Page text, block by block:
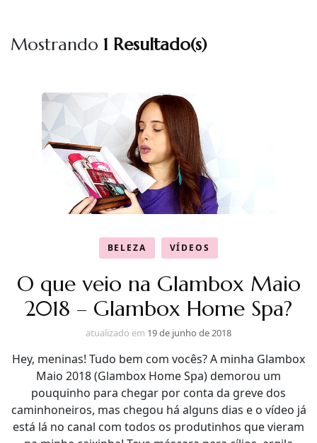
Mostrando 1 Resultado(s)
BELEZA VÍDEOS
O que veio na Glambox Maio
2018 – Glambox Home Spa?
atualizado em 19 de junho de 2018
Hey, meninas! Tudo bem com vocês? A minha Glambox
Maio 2018 (Glambox Home Spa) demorou um
pouquinho para chegar por conta da greve dos
caminhoneiros, mas chegou há alguns dias e o vídeo já
está lá no canal com todos os produtinhos que vieram